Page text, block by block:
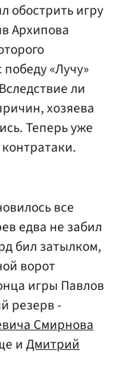
обострить игру
Архипова
«Лучу»
ли
хозяева
Теперь уже
все
едва не забил
бил затылком,
ворот
игры Павлов
резерв -
Смирнова
иДмитрий